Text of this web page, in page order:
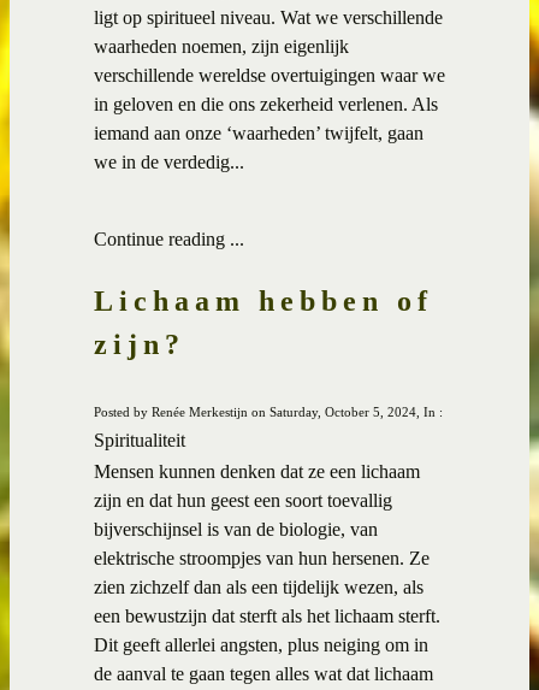
ligt op spiritueel niveau. Wat we verschillende
waarheden noemen, zijn eigenlijk
verschillende wereldse overtuigingen waar we
in geloven en die ons zekerheid verlenen. Als
iemand aan onze ‘waarheden’ twijfelt, gaan
we in de verdedig...
Continue reading ...
Lichaam hebben of
zijn?
Posted by Renée Merkestijn on Saturday, October 5, 2024, In :
Spiritualiteit
Mensen kunnen denken dat ze een lichaam
zijn en dat hun geest een soort toevallig
bijverschijnsel is van de biologie, van
elektrische stroompjes van hun hersenen. Ze
zien zichzelf dan als een tijdelijk wezen, als
een bewustzijn dat sterft als het lichaam sterft.
Dit geeft allerlei angsten, plus neiging om in
de aanval te gaan tegen alles wat dat lichaam